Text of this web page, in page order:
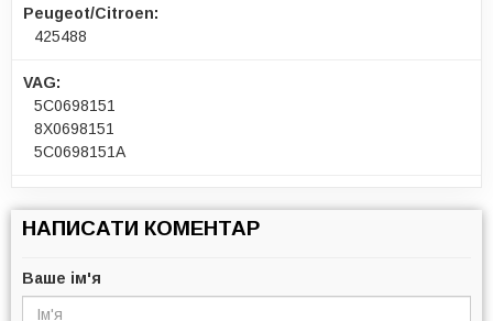
Peugeot/Citroen:
425488
VAG:
5C0698151
8X0698151
5C0698151A
НАПИСАТИ КОМЕНТАР
Ваше ім'я